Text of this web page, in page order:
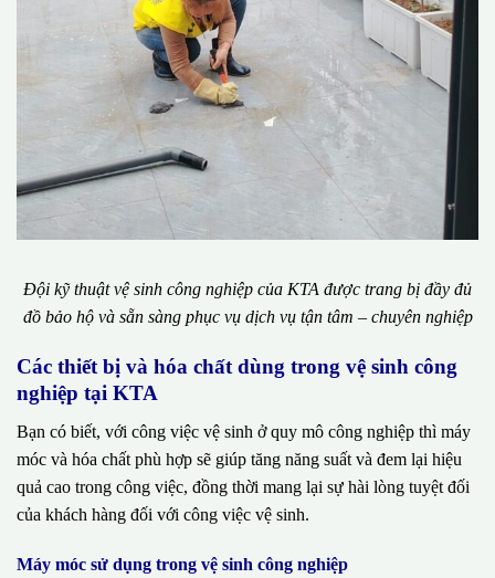
Đội kỹ thuật vệ sinh công nghiệp của KTA được trang bị đầy đủ
đồ bảo hộ và sẵn sàng phục vụ dịch vụ tận tâm – chuyên nghiệp
Các thiết bị và hóa chất dùng trong vệ sinh công
nghiệp tại KTA
Bạn có biết, với công việc vệ sinh ở quy mô công nghiệp thì máy
móc và hóa chất phù hợp sẽ giúp tăng năng suất và đem lại hiệu
quả cao trong công việc, đồng thời mang lại sự hài lòng tuyệt đối
của khách hàng đối với công việc vệ sinh.
Máy móc sử dụng trong vệ sinh công nghiệp